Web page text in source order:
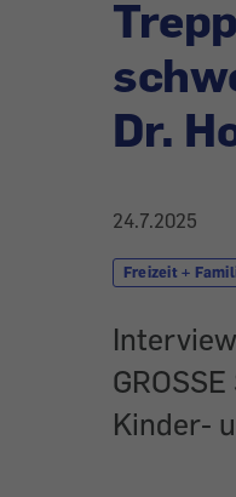
Dr.
24.7.2025
Freizeit +
Kinder-